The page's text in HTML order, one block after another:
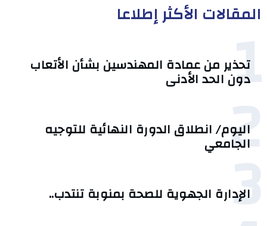
المقالات الأكثر إطلاعا
1
تحذير من عمادة المهندسين بشأن الأتعاب
دون الحد الأدنى
2
اليوم/ انطلاق الدورة النهائية للتوجيه
الجامعي
3
الإدارة الجهوية للصحة بمنوبة تنتدب..